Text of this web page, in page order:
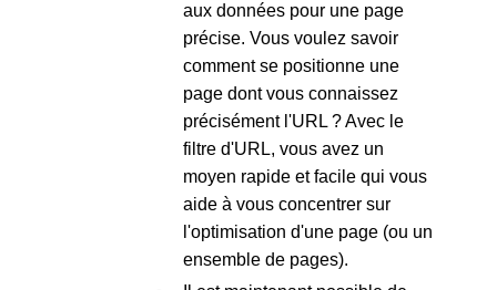
aux données pour une page
précise. Vous voulez savoir
comment se positionne une
page dont vous connaissez
précisément l'URL ? Avec le
filtre d'URL, vous avez un
moyen rapide et facile qui vous
aide à vous concentrer sur
l'optimisation d'une page (ou un
ensemble de pages).